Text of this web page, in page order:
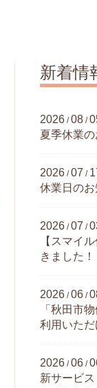
新着情
2026 /08 /
夏季休業
2026 /07 /
休業日のお
2026 /07 /
【スマイ
きました！
2026 /06 /
「秋田市
利用いただ
2026 /06 /
新サービ